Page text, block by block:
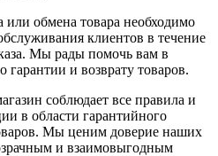
или обмена товара необходимо
клиентов в течение
Мы рады помочь вам в
и возврату товаров.
соблюдает все правила и
в области гарантийного
Мы ценим доверие наших
и взаимовыгодным